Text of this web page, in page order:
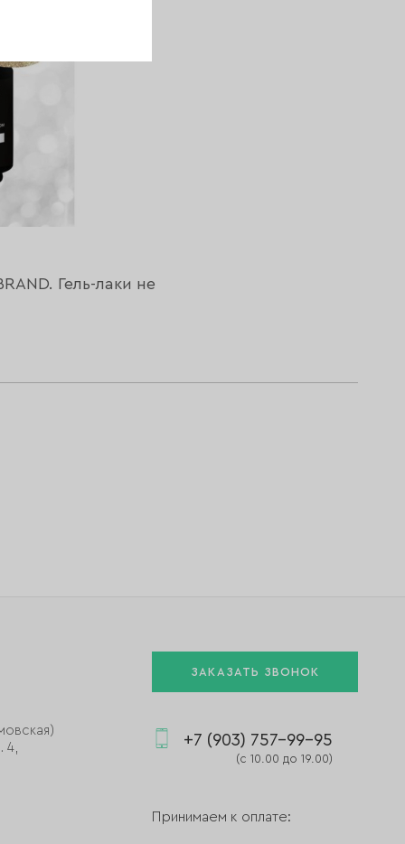
Гель-лаки не
4,
ЗАКАЗАТЬ ЗВОНОК
+7 (903) 757-99-95
(с 10.00 до 19.00)
Принимаем к оплате: